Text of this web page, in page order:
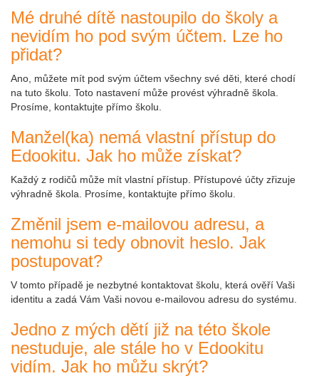
Mé druhé dítě nastoupilo do školy a
nevidím ho pod svým účtem. Lze ho
přidat?
Ano, můžete mít pod svým účtem všechny své děti, které chodí
na tuto školu. Toto nastavení může provést výhradně škola.
Prosíme, kontaktujte přímo školu.
Manžel(ka) nemá vlastní přístup do
Edookitu. Jak ho může získat?
Každý z rodičů může mít vlastní přístup. Přístupové účty zřizuje
výhradně škola. Prosíme, kontaktujte přímo školu.
Změnil jsem e-mailovou adresu, a
nemohu si tedy obnovit heslo. Jak
postupovat?
V tomto případě je nezbytné kontaktovat školu, která ověří Vaši
identitu a zadá Vám Vaši novou e-mailovou adresu do systému.
Jedno z mých dětí již na této škole
nestuduje, ale stále ho v Edookitu
vidím. Jak ho můžu skrýt?